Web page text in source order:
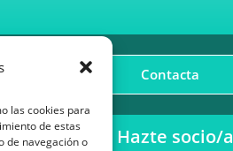
las cookies para
de estas
de navegación o
LA
Contacta
Hazte socio/a